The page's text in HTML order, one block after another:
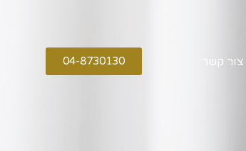
צור קשר 04-8730130